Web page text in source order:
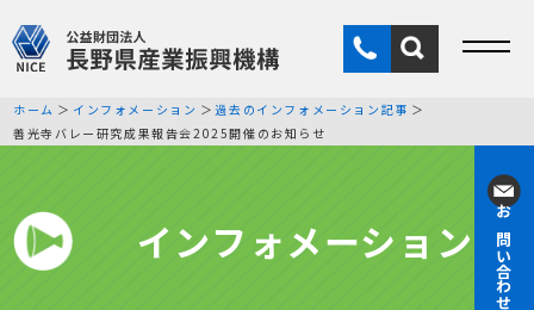
お問い合わせ
ホーム インフォメーション
過去のインフォメーション記事
善光寺バレー研究成果報告会2025開催のお知らせ
インフォメーション